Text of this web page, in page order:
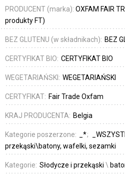
PRODUCENT (marka): OXFAM FAIR
produkty FT)
BEZ GLUTENU (w składnikach): BEZ
CERTYFIKAT BIO: CERTYFIKAT BIO
WEGETARIAŃSKI: WEGETARIAŃSKI
CERTYFIKAT: Fair Trade Oxfam
KRAJ PRODUCENTA: Belgia
Kategorie poszerzone: _*
przekąski\batony, wafelki, sezamki
Kategorie: Słodycze i przekąski \